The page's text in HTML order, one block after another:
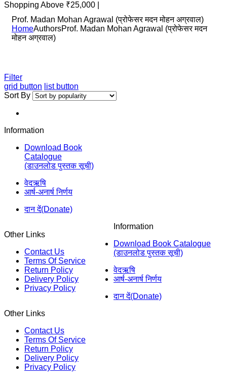
Shopping Above ₹25,000 |
Prof. Madan Mohan Agrawal (प्रोफेसर मदन मोहन अग्रवाल)
HomeAuthorsProf. Madan Mohan Agrawal (प्रोफेसर मदन
मोहन अग्रवाल)
Filter
grid button list button
Sort By
Information
Download Book
Catalogue
(डाउनलोड पुस्तक सूची)
वेदऋषि
आर्ष-अनार्ष निर्णय
दान दें(Donate)
Other Links
Contact Us
Terms Of Service
Return Policy
Delivery Policy
Privacy Policy
Information
Download Book Catalogue
(डाउनलोड पुस्तक सूची)
वेदऋषि
आर्ष-अनार्ष निर्णय
दान दें(Donate)
Other Links
Contact Us
Terms Of Service
Return Policy
Delivery Policy
Privacy Policy